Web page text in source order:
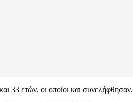
33 ετών, οι οποίοι και συνελήφθησαν.